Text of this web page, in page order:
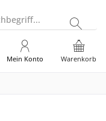
Warenkorb
Mein Konto